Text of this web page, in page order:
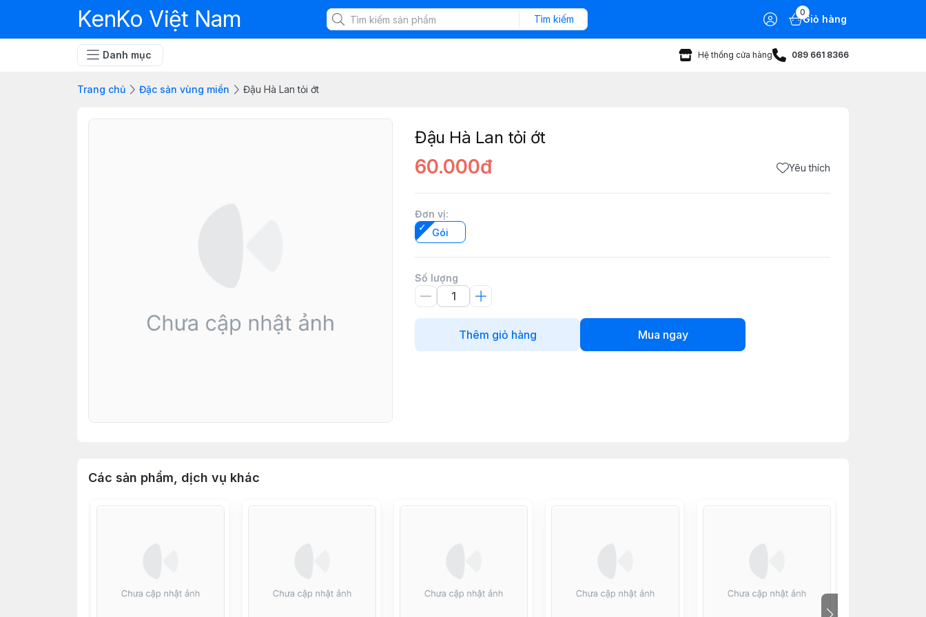
KenKo Việt Nam Tìm kiếm
0
Giỏ hàng
Danh mục Hệ thống cửa hàng 089 661 8366
Trang chủ Đặc sản vùng miền Đậu Hà Lan tỏi ớt
Đậu Hà Lan tỏi ớt
60.000đ Yêu thích
Đơn vị:
Gói
Số lượng
Thêm giỏ hàng Mua ngay
Các sản phẩm, dịch vụ khác